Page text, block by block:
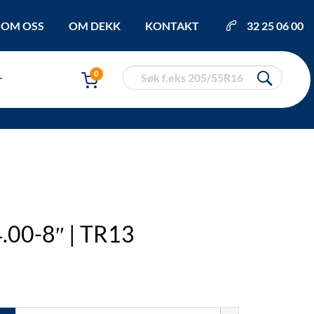
OM OSS OM DEKK KONTAKT 32 25 06 00
0
8″ | TR13